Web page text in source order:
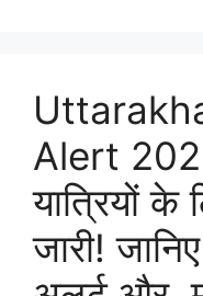
Alert
यात्रियों के
जारी!